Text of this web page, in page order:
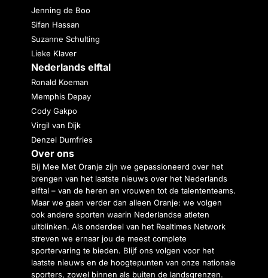
Jenning de Boo
Sifan Hassan
Suzanne Schulting
Lieke Klaver
Nederlands elftal
Ronald Koeman
Memphis Depay
Cody Gakpo
Virgil van Dijk
Denzel Dumfries
Over ons
Bij Mee Met Oranje zijn we gepassioneerd over het
brengen van het laatste nieuws over het Nederlands
elftal – van de heren en vrouwen tot de talententeams.
Maar we gaan verder dan alleen Oranje: we volgen
ook andere sporten waarin Nederlandse atleten
uitblinken. Als onderdeel van het Realtimes Network
streven we ernaar jou de meest complete
sportervaring te bieden. Blijf ons volgen voor het
laatste nieuws en de hoogtepunten van onze nationale
sporters, zowel binnen als buiten de landsgrenzen.